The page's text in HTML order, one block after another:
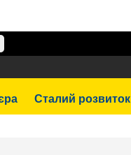
Сталий розвиток